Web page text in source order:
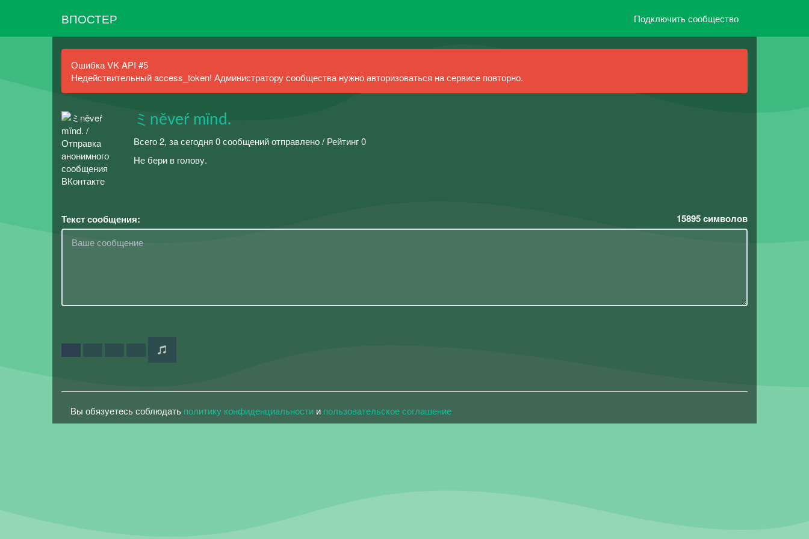
ВПОСТЕР Подключить сообщество
Ошибка VK API #5
Недействительный access_token! Администратору сообщества нужно авторизоваться на сервисе повторно.
ミněveŕ mïnd.
Всего 2, за сегодня 0 сообщений отправлено / Рейтинг 0
Не бери в голову.
Текст сообщения: 15895символов
Вы обязуетесь соблюдать политику конфиденциальности и пользовательское соглашение